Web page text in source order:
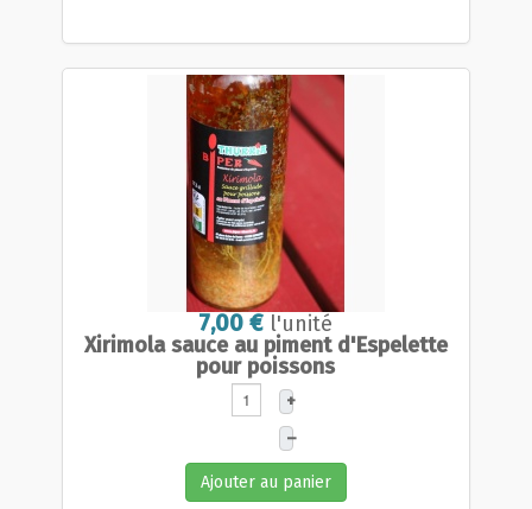
7,00 € l'unité
Xirimola sauce au piment d'Espelette
pour poissons
+
–
Ajouter au panier